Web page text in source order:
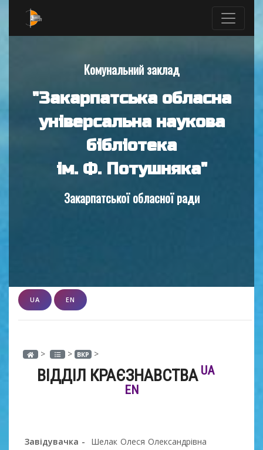
Комунальний заклад
"Закарпатська обласна
універсальна наукова
бібліотека
ім. Ф. Потушняка"
Закарпатської обласної ради
UA EN
> > ВКР >
ВІДДІЛ КРАЄЗНАВСТВА UA
EN
Завідувачка -
Шелак Олеся Олександрівна